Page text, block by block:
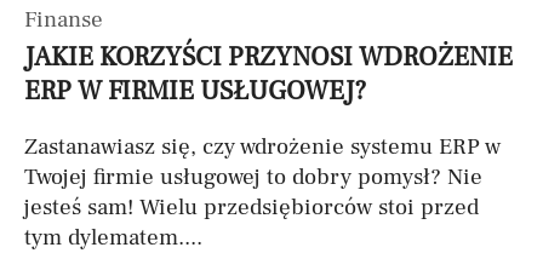
Finanse
JAKIE KORZYŚCI PRZYNOSI WDROŻENIE
ERP W FIRMIE USŁUGOWEJ?
Zastanawiasz się, czy wdrożenie systemu ERP w
Twojej firmie usługowej to dobry pomysł? Nie
jesteś sam! Wielu przedsiębiorców stoi przed
tym dylematem....